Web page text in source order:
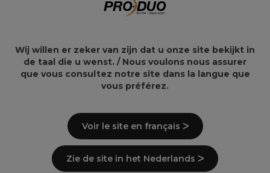
Een lichtgewicht verdikkende crème
Ontworpen om directe volume toe te voegen.
Voegt textuur toe tijdens het stylingsproces.
Veganistisch
Wij willen er zeker van zijn dat u onze site bekijkt in
de taal die u wenst. / Nous voulons nous assurer
que vous consultez notre site dans la langue que
vous préférez.
Voir le site en français ᐳ
Zie de site in het Nederlands ᐳ